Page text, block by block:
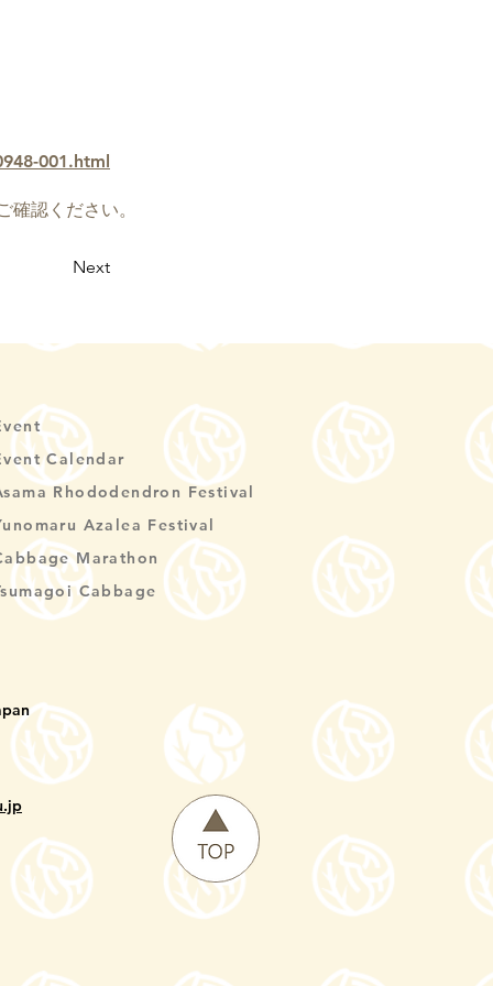
001.html
認ください。
Next
Calendar
Rhododendron Festival
Azalea Festival
Marathon
Cabbage